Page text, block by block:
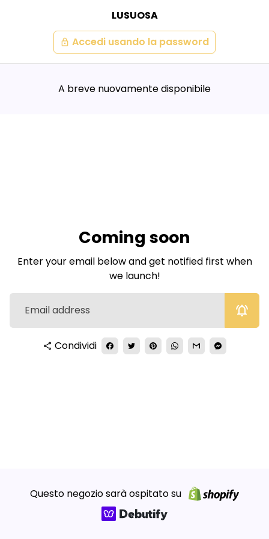
LUSUOSA
lock Accedi usando la password
A breve nuovamente disponibile
Coming soon
Enter your email below and get notified first when
we launch!
notifications_active
share Condividi
Questo negozio sarà ospitato su